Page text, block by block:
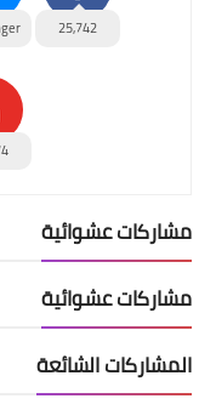
25,742
مشاركات عشوائية
مشاركات عشوائية
المشاركات الشائعة